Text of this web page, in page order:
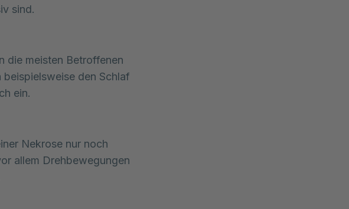
sind.
die meisten Betroffenen
beispielsweise den Schlaf
ein.
Nekrose nur noch
allem Drehbewegungen